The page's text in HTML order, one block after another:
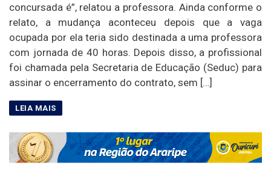
concursada é”, relatou a professora. Ainda conforme o
relato, a mudança aconteceu depois que a vaga
ocupada por ela teria sido destinada a uma professora
com jornada de 40 horas. Depois disso, a profissional
foi chamada pela Secretaria de Educação (Seduc) para
assinar o encerramento do contrato, sem […]